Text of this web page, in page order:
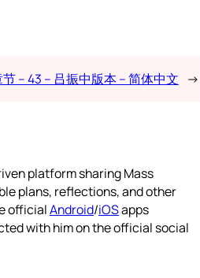
– 43 – 吕振中版本 – 简体中文 →
platform sharing Mass
plans, reflections, and other
officialAndroid/iOSapps
with him on the official social